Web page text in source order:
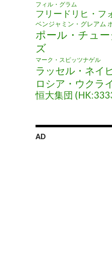
フィル・グラム
フリードリヒ・フ
ベンジャミン・グレアム
ポール・チュ
ズ
マーク・スピッツナゲル
ラッセル・ネイ
ロシア・ウクラ
恒大集団
AD